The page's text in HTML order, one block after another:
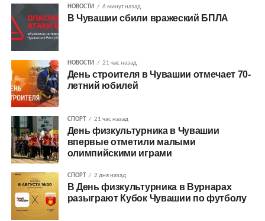
НОВОСТИ 6 минут назад
В Чувашии сбили вражеский БПЛА
НОВОСТИ 21 час назад
День строителя в Чувашии отмечает 70-
летний юбилей
СПОРТ 21 час назад
День физкультурника в Чувашии
впервые отметили малыми
олимпийскими играми
СПОРТ 2 дня назад
В День физкультурника в Вурнарах
разыграют Кубок Чувашии по футболу